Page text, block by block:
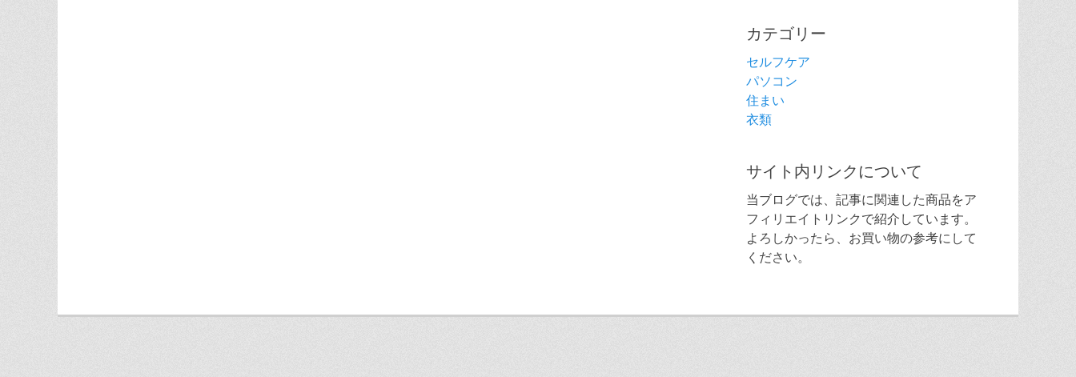
カテゴリー
セルフケア
パソコン
住まい
衣類
サイト内リンクについて
当ブログでは、記事に関連した商品をア
フィリエイトリンクで紹介しています。
よろしかったら、お買い物の参考にして
ください。